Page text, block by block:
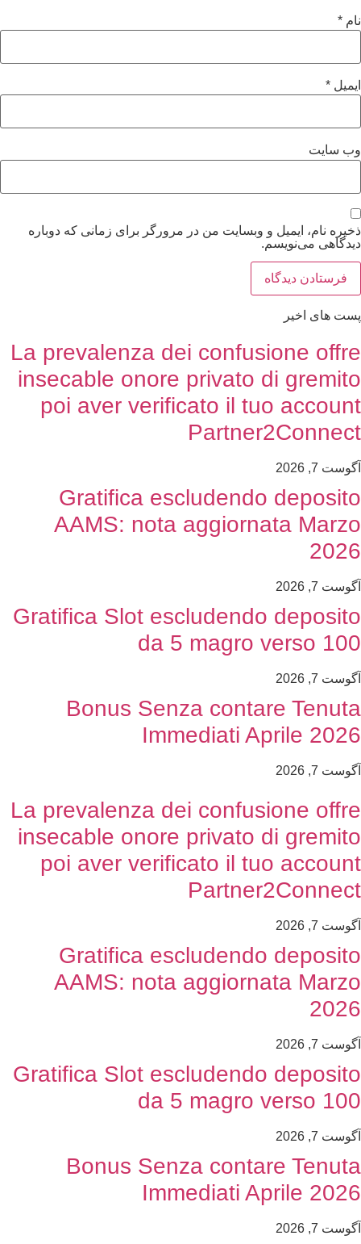
نام *
ایمیل *
وب‌ سایت
ذخیره نام، ایمیل و وبسایت من در مرورگر برای زمانی که دوباره
دیدگاهی می‌نویسم.
پست های اخیر
La prevalenza dei confusione offre
insecable onore privato di gremito
poi aver verificato il tuo account
Partner2Connect
آگوست 7, 2026
Gratifica escludendo deposito
AAMS: nota aggiornata Marzo
2026
آگوست 7, 2026
Gratifica Slot escludendo deposito
da 5 magro verso 100
آگوست 7, 2026
Bonus Senza contare Tenuta
Immediati Aprile 2026
آگوست 7, 2026
La prevalenza dei confusione offre
insecable onore privato di gremito
poi aver verificato il tuo account
Partner2Connect
آگوست 7, 2026
Gratifica escludendo deposito
AAMS: nota aggiornata Marzo
2026
آگوست 7, 2026
Gratifica Slot escludendo deposito
da 5 magro verso 100
آگوست 7, 2026
Bonus Senza contare Tenuta
Immediati Aprile 2026
آگوست 7, 2026